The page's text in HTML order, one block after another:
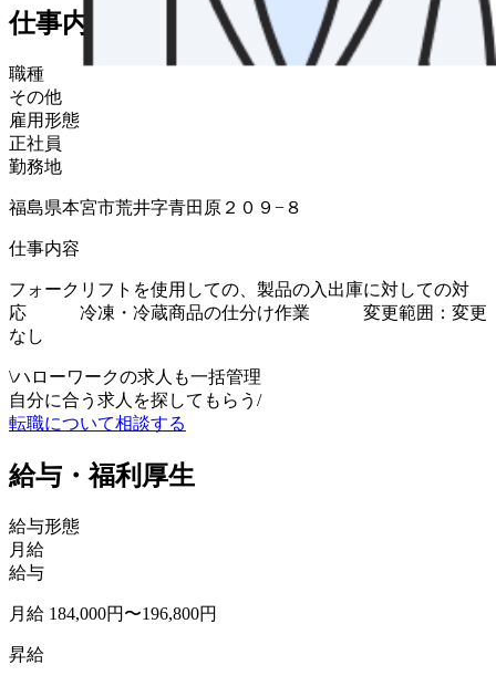
仕事内容
職種
その他
雇用形態
正社員
勤務地
福島県本宮市荒井字青田原２０９−８
仕事内容
フォークリフトを使用しての、製品の入出庫に対しての対
応 冷凍・冷蔵商品の仕分け作業 変更範囲：変更
なし
\ハローワークの求人も一括管理
自分に合う求人を探してもらう /
転職について相談する
給与・福利厚生
給与形態
月給
給与
月給 184,000円〜196,800円
昇給